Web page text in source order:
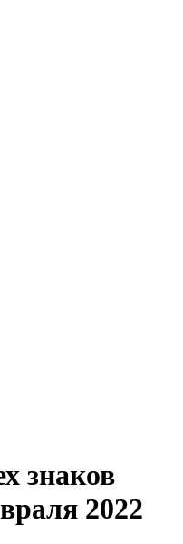
знаков
2022